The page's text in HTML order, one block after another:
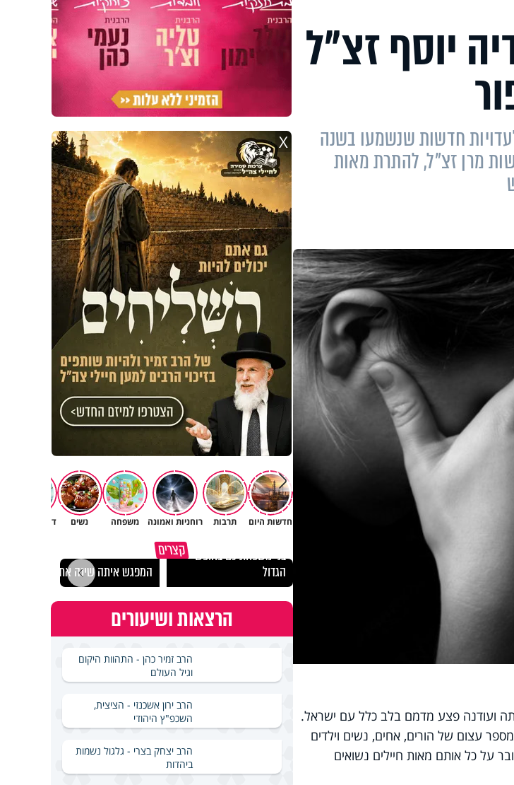
יוסף זצ"ל
חדשות שנשמעו בשנה
מרן זצ"ל, להתרת מאות
ועודנה פצע מדמם בלב כלל עם ישראל.
עצום של הורים, אחים, נשים וילדים
על כל אותם מאות חיילים נשואים
X
חדשות היום תרבות רוחניות ואמונה משפחה נשים דעות וטורים
קצרים
כך תשמרו על עצמכם ועל
בני משפחתיכם בחופש
הגדול
המפגש איתה שינה את חיי
הרצאות ושיעורים
הרב זמיר כהן - התהוות היקום
וגיל העולם
הרב ירון אשכנזי - הציצית,
השכפ"ץ היהודי
הרב יצחק בצרי - גלגול נשמות
ביהדות